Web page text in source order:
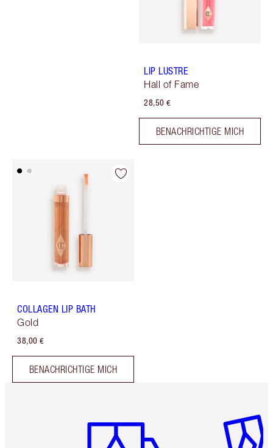
LIP LUSTRE
Hall of Fame
28,50 €
BENACHRICHTIGE MICH
COLLAGEN LIP BATH
Gold
38,00 €
BENACHRICHTIGE MICH